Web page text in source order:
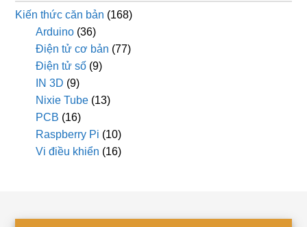
Kiến thức căn bản (168)
Arduino (36)
Điện tử cơ bản (77)
Điện tử số (9)
IN 3D (9)
Nixie Tube (13)
PCB (16)
Raspberry Pi (10)
Vi điều khiển (16)